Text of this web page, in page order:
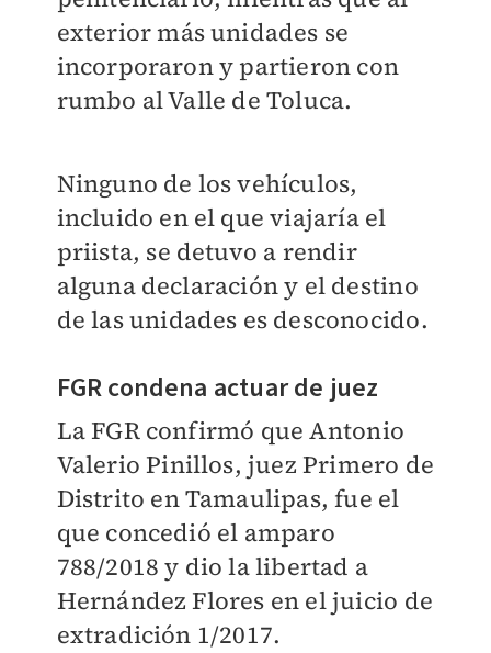
exterior más unidades se
incorporaron y partieron con
rumbo al Valle de Toluca.
Ninguno de los vehículos,
incluido en el que viajaría el
priista, se detuvo a rendir
alguna declaración y el destino
de las unidades es desconocido.
FGR condena actuar de juez
La FGR confirmó que Antonio
Valerio Pinillos, juez Primero de
Distrito en Tamaulipas, fue el
que concedió el amparo
788/2018 y dio la libertad a
Hernández Flores en el juicio de
extradición 1/2017.